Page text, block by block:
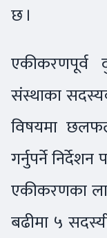
छ ।
संस्थाका
विषयमा
गर्नुपर्ने
एकीकरणका
बढीमा ५